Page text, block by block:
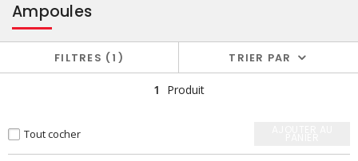
Ampoules
FILTRES 1 TRIER PAR
1 Produit
Tout cocher